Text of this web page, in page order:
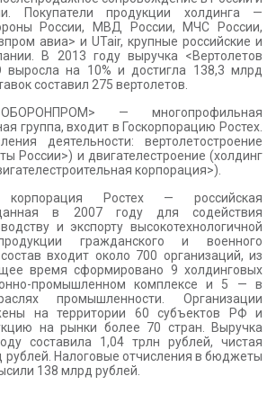
Покупатели продукции холдинга —
России, МВД России, МЧС России,
авиа> и UTair, крупные российские и
В 2013 году выручка <Вертолетов
на 10% и достигла 138,3 млрд
составил 275 вертолетов.
— многопрофильная
группа, входит в Госкорпорацию Ростех.
деятельности: вертолетостроение
России>) и двигателестроение (холдинг
корпорация>).
корпорация Ростех — российская
в 2007 году для содействия
и экспорту высокотехнологичной
гражданского и военного
входит около 700 организаций, из
время сформировано 9 холдинговых
промышленном комплексе и 5 — в
промышленности. Организации
на территории 60 субъектов РФ и
на рынки более 70 стран. Выручка
составила 1,04 трлн рублей, чистая
Налоговые отчисления в бюджеты
138 млрд рублей.